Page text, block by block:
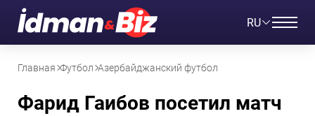
RU
Главная Футбол Азербайджанский футбол
Фарид Гаибов посетил матч